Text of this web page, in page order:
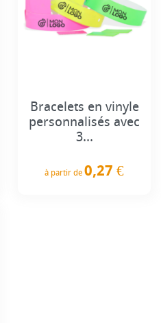
Bracelets en vinyle
personnalisés avec
3...
à partir de 0,27 €